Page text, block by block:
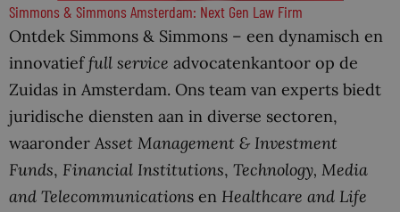
Simmons & Simmons Amsterdam: Next Gen Law Firm
Ontdek Simmons & Simmons – een dynamisch en
innovatieffull service advocatenkantoor op de
Zuidas in Amsterdam. Ons team van experts biedt
juridische diensten aan in diverse sectoren,
waaronder Asset Management & Investment
Funds, Financial Institutions, Technology, Media
and Telecommunications en Healthcare and Life